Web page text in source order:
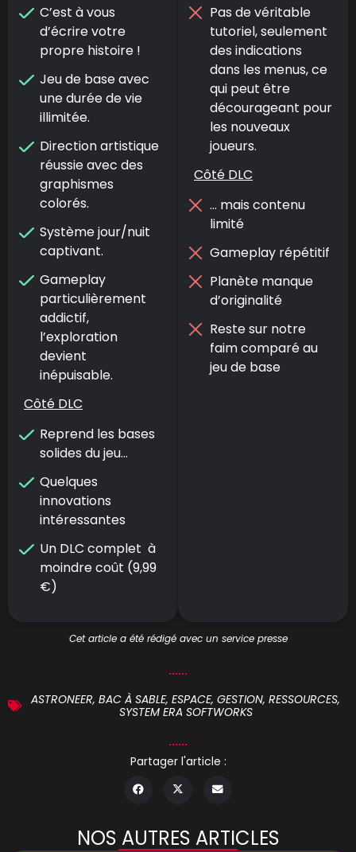
C’est à vous
d’écrire votre
propre histoire !
Jeu de base avec
une durée de vie
illimitée.
Direction artistique
réussie avec des
graphismes
colorés.
Système jour/nuit
captivant.
Gameplay
particulièrement
addictif,
l’exploration
devient
inépuisable.
Côté DLC
Reprend les bases
solides du jeu…
Quelques
innovations
intéressantes
Un DLC complet à
moindre coût (9,99
€)
Pas de véritable
tutoriel, seulement
des indications
dans les menus, ce
qui peut être
décourageant pour
les nouveaux
joueurs.
Côté DLC
… mais contenu
limité
Gameplay répétitif
Planète manque
d’originalité
Reste sur notre
faim comparé au
jeu de base
Cet article a été rédigé avec un service presse
ASTRONEER, BAC À SABLE, ESPACE, GESTION, RESSOURCES,
SYSTEM ERA SOFTWORKS
Partager l'article :
NOS AUTRES ARTICLES